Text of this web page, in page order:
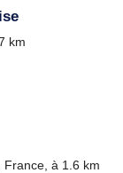
km
France, à 1.6 km